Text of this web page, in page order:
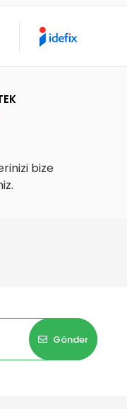
bize
Gönder